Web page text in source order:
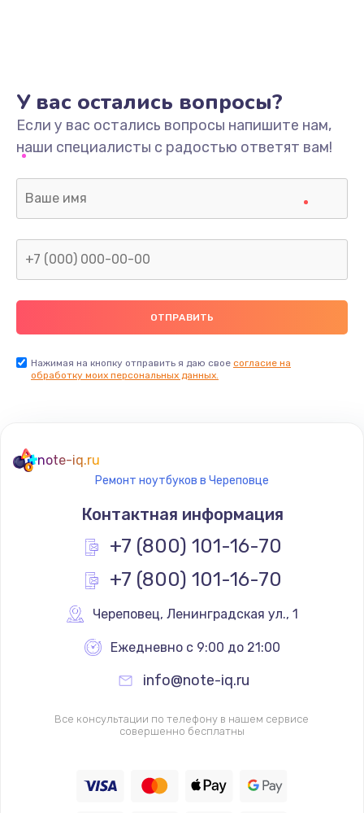
У вас остались вопросы?
Если у вас остались вопросы напишите нам,
наши специалисты с радостью ответят вам!
Нажимая на кнопку отправить я даю свое согласие на
обработку моих персональных данных.
note-iq.ru
Ремонт ноутбуков в Череповце
Контактная информация
+7 (800) 101-16-70
+7 (800) 101-16-70
Череповец, Ленинградская ул., 1
Ежедневно с 9:00 до 21:00
info@note-iq.ru
Все консультации по телефону в нашем сервисе
совершенно бесплатны